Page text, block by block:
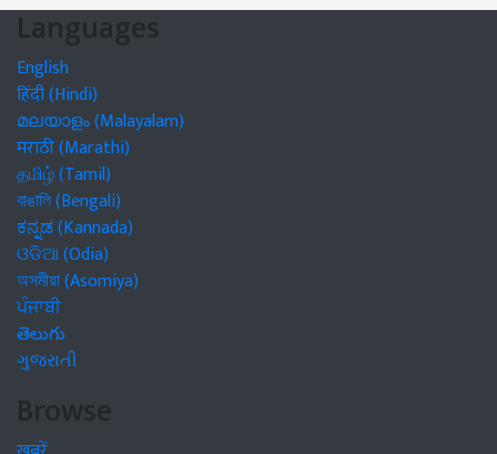
Languages
English
हिंदी (Hindi)
മലയാളം (Malayalam)
मराठी (Marathi)
தமிழ் (Tamil)
বাঙালি (Bengali)
ಕನ್ನಡ (Kannada)
ଓଡିଆ (Odia)
অসমীয়া (Asomiya)
ਪੰਜਾਬੀ
తెలుగు
ગુજરાતી
Browse